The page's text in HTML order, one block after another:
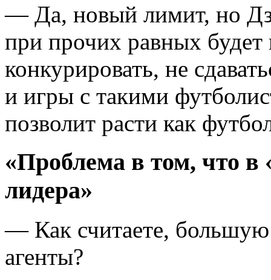
— Да, новый лимит, но
при прочих равных
конкурировать, не
и игры с такими
позволит расти как
«Проблема в том, что в
лидера»
— Как считаете, большую
агенты?